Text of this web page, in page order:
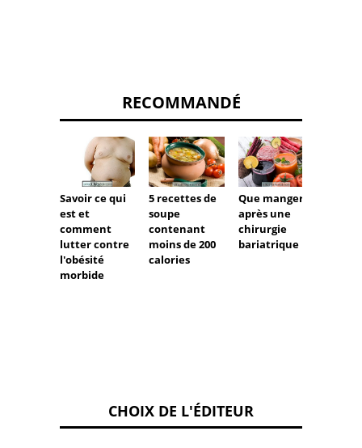
RECOMMANDÉ
Savoir ce qui
est et
comment
lutter contre
l'obésité
morbide
5 recettes de
soupe
contenant
moins de 200
calories
Que manger
après une
chirurgie
bariatrique
CHOIX DE L'ÉDITEUR